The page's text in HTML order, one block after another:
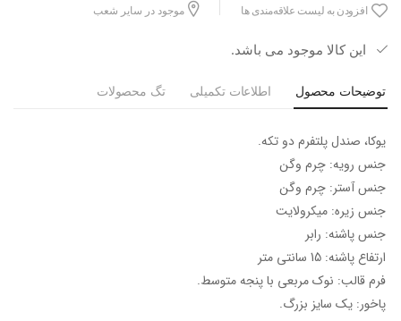
افزودن به لیست علاقه‌مندی ها موجود در سایر شعب
این کالا موجود می باشد.
توضیحات محصول اطلاعات تکمیلی تگ محصولات
یوکا، صندل پلتفرم دو تکه.
جنس رویه: چرم وگن
جنس آستر: چرم وگن
جنس زیره: میکرولایت
جنس پاشنه: رابر
ارتفاع پاشنه: 15 سانتی متر
فرم قالب: نوک مربعی با پنجه متوسط.
پاخور: یک سایز بزرگ.